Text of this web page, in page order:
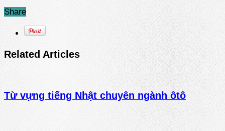
Share
Related Articles
Từ vựng tiếng Nhật chuyên ngành ôtô